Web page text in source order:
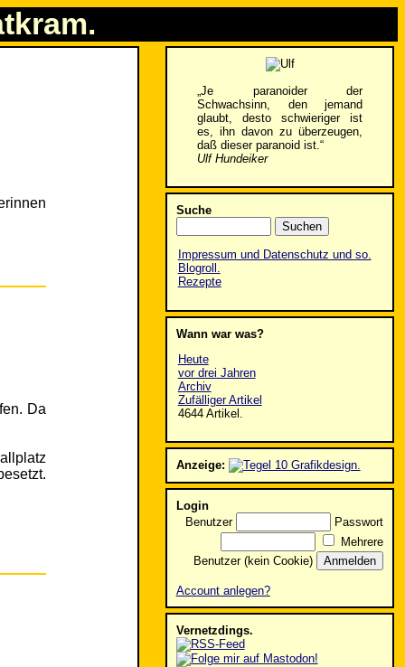
Da
„Je paranoider der
Schwachsinn, den jemand
glaubt, desto schwieriger ist
es, ihn davon zu überzeugen,
daß dieser paranoid ist.“
Ulf Hundeiker
Suche
Impressum und Datenschutz und so.
Blogroll.
Rezepte
Wann war was?
Heute
vor drei Jahren
Archiv
Zufälliger Artikel
4644 Artikel.
Anzeige:
Login
Benutzer
Passwort
Mehrere
Benutzer (kein Cookie)
Account anlegen?
Vernetzdings.